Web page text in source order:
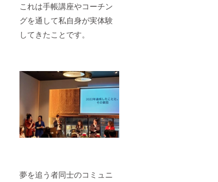
これは手帳講座やコーチン
グを通して私自身が実体験
してきたことです。
夢を追う者同士のコミュニ